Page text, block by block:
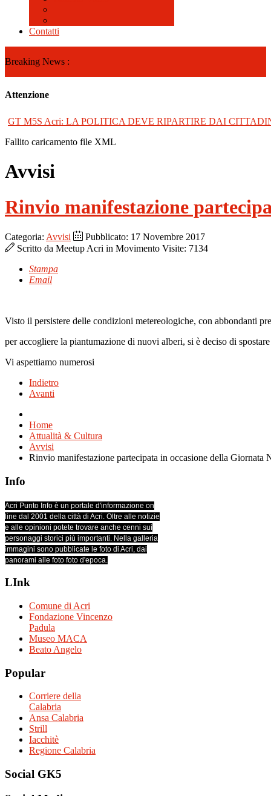
Contatti
Breaking News :
GT M5S Acri: LA POLITICA DEVE RIPARTIRE DAI
Attenzione
Fallito caricamento file XML
Avvisi
Rinvio manifestazione
Categoria: Avvisi
Pubblicato: 17 Novembre 2017
Scritto da Meetup Acri in Movimento Visite: 7134
Stampa
Email
Visto il persistere delle condizioni metereologiche, con abbondanti
per accogliere la piantumazione di nuovi alberi, si è deciso di
Vi aspettiamo numerosi
Indietro
Avanti
Home
Attualità & Cultura
Avvisi
Rinvio manifestazione partecipata in occasione della Giornata
Info
Acri Punto Info è un portale d'informazione on
line dal 2001 della città di Acri. Oltre alle notizie
e alle opinioni potete trovare anche cenni sui
personaggi storici più importanti. Nella galleria
immagini sono pubblicate le foto di Acri, dai
panorami alle foto foto d'epoca.
LInk
Comune di Acri
Fondazione Vincenzo
Padula
Museo MACA
Beato Angelo
Popular
Corriere della
Calabria
Ansa Calabria
Strill
Iacchitè
Regione Calabria
Social GK5